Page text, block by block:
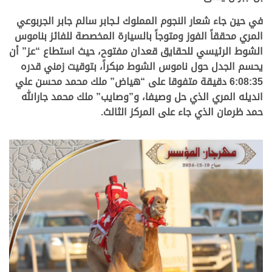
في حين جاء شعار النجوم المملوك لـجابر سالم جابر الجربوعي
المري محققاً الفوز ومتوجاً بالسيارة المخصصة للفائز بناموس
الشوط الرئيسي للحقايق قعدان مفتوح، حيث استطاع “عز” أن
يحسم الجدل حول ناموس الشوط مبكراً، بتوقيت زمني قدره
6:08:35 دقيقة متفوقا على “هياض” ملك محمد محسن علي
انديله المري الذي حل وصيفا، و”وصايب” ملك محمد جارالله
حمد ظرمان الذي جاء على المركز الثالث.